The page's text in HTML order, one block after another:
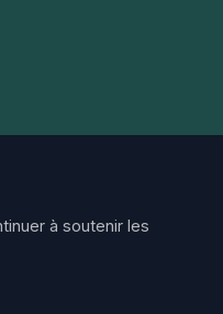
à soutenir les